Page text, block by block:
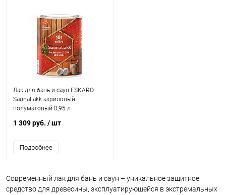
Лак для бань и саун ESKARO
SaunaLakk акриловый
полуматовый 0,95 л
1 309 руб. / шт
Подробнее
Современный лак для бань и саун – уникальное защитное
средство для древесины, эксплуатирующейся в экстремальных